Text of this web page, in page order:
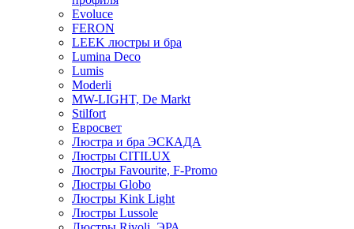
Evoluce
FERON
LEEK люстры и бра
Lumina Deco
Lumis
Moderli
MW-LIGHT, De Markt
Stilfort
Евросвет
Люстра и бра ЭСКАДА
Люстры CITILUX
Люстры Favourite, F-Promo
Люстры Globo
Люстры Kink Light
Люстры Lussole